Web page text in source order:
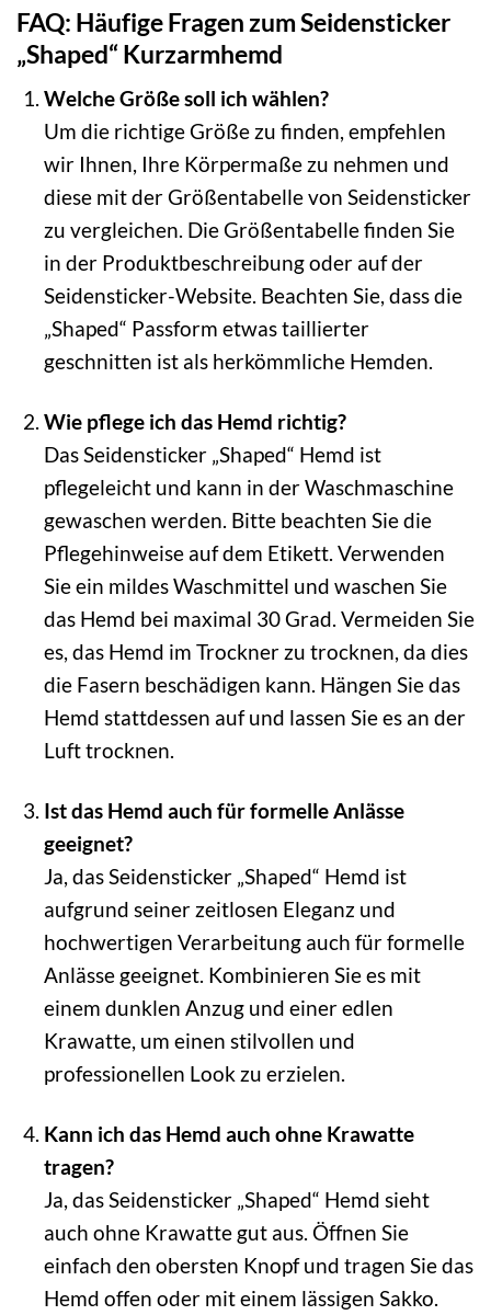
FAQ: Häufige Fragen zum Seidensticker
„Shaped“ Kurzarmhemd
Welche Größe soll ich wählen?
Um die richtige Größe zu finden, empfehlen
wir Ihnen, Ihre Körpermaße zu nehmen und
diese mit der Größentabelle von Seidensticker
zu vergleichen. Die Größentabelle finden Sie
in der Produktbeschreibung oder auf der
Seidensticker-Website. Beachten Sie, dass die
„Shaped“ Passform etwas taillierter
geschnitten ist als herkömmliche Hemden.
Wie pflege ich das Hemd richtig?
Das Seidensticker „Shaped“ Hemd ist
pflegeleicht und kann in der Waschmaschine
gewaschen werden. Bitte beachten Sie die
Pflegehinweise auf dem Etikett. Verwenden
Sie ein mildes Waschmittel und waschen Sie
das Hemd bei maximal 30 Grad. Vermeiden Sie
es, das Hemd im Trockner zu trocknen, da dies
die Fasern beschädigen kann. Hängen Sie das
Hemd stattdessen auf und lassen Sie es an der
Luft trocknen.
Ist das Hemd auch für formelle Anlässe
geeignet?
Ja, das Seidensticker „Shaped“ Hemd ist
aufgrund seiner zeitlosen Eleganz und
hochwertigen Verarbeitung auch für formelle
Anlässe geeignet. Kombinieren Sie es mit
einem dunklen Anzug und einer edlen
Krawatte, um einen stilvollen und
professionellen Look zu erzielen.
Kann ich das Hemd auch ohne Krawatte
tragen?
Ja, das Seidensticker „Shaped“ Hemd sieht
auch ohne Krawatte gut aus. Öffnen Sie
einfach den obersten Knopf und tragen Sie das
Hemd offen oder mit einem lässigen Sakko.